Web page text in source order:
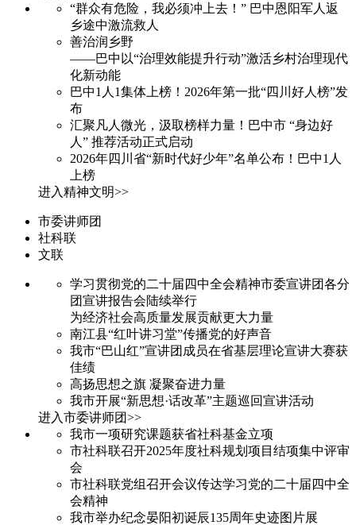
“群众有危险，我必须冲上去！” 巴中恩阳军人返
乡途中激流救人
善治润乡野
——巴中以“治理效能提升行动”激活乡村治理现代
化新动能
巴中1人1集体上榜！2026年第一批“四川好人榜”发
布
汇聚凡人微光，汲取榜样力量！巴中市 “身边好
人” 推荐活动正式启动
2026年四川省“新时代好少年”名单公布！巴中1人
上榜
进入精神文明>>
市委讲师团
社科联
文联
学习贯彻党的二十届四中全会精神市委宣讲团各分
团宣讲报告会陆续举行
为经济社会高质量发展贡献更大力量
南江县“红叶讲习堂”传播党的好声音
我市“巴山红”宣讲团成员在省基层理论宣讲大赛获
佳绩
高扬思想之旗 凝聚奋进力量
我市开展“新思想·话改革”主题巡回宣讲活动
进入市委讲师团>>
我市一项研究课题获省社科基金立项
市社科联召开2025年度社科规划项目结项集中评审
会
市社科联党组召开会议传达学习党的二十届四中全
会精神
我市举办纪念晏阳初诞辰135周年史迹图片展